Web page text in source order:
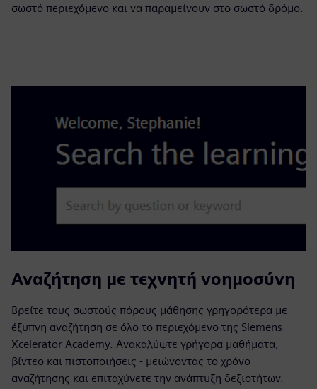
σωστό περιεχόμενο και να παραμείνουν στο σωστό δρόμο.
Αναζήτηση με τεχνητή νοημοσύνη
Βρείτε τους σωστούς πόρους μάθησης γρηγορότερα με
έξυπνη αναζήτηση σε όλο το περιεχόμενο της Siemens
Xcelerator Academy. Ανακαλύψτε γρήγορα μαθήματα,
βίντεο και πιστοποιήσεις - μειώνοντας το χρόνο
αναζήτησης και επιταχύνετε την ανάπτυξη δεξιοτήτων.